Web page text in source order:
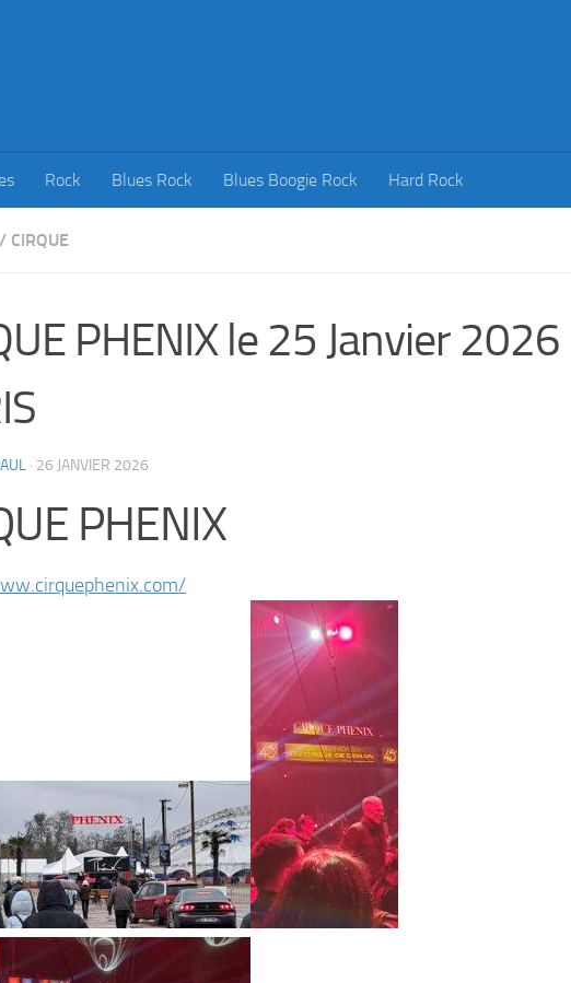
Rock Blues Rock Blues Boogie Rock Hard Rock
/ CIRQUE
PHENIX le 25 Janvier 2026
· 26 JANVIER 2026
PHENIX